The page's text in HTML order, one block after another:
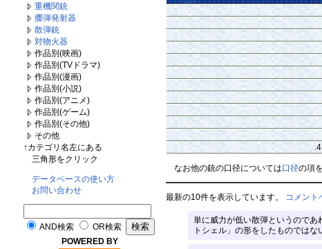
重機関銃
擲弾発射器
散弾銃
対物火器
作品別(映画)
作品別(TVドラマ)
作品別(漫画)
作品別(小説)
作品別(アニメ)
作品別(ゲーム)
作品別(その他)
その他
↑カテゴリ名左にある
三角形をクリック
データベースの使い方
お問い合わせ
AND検索
OR検索
POWERED BY
なお他の銃の口径については口径の項
最新の10件を表示しています。 コメント
単に威力が低い散弾というので
トシェル」の形をしたものではな